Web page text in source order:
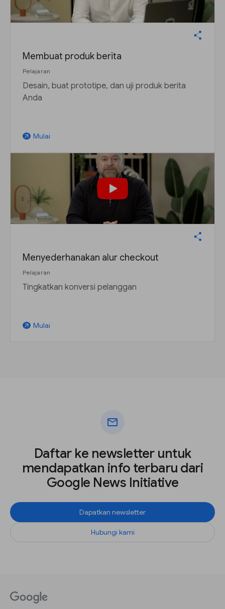
Membuat produk berita
Pelajaran
Desain, buat prototipe, dan uji produk berita
Anda
arrow_outward Mulai
Menyederhanakan alur checkout
Pelajaran
Tingkatkan konversi pelanggan
arrow_outward Mulai
mail
Daftar ke newsletter untuk
mendapatkan info terbaru dari
Google News Initiative
Dapatkan newsletter
Hubungi kami